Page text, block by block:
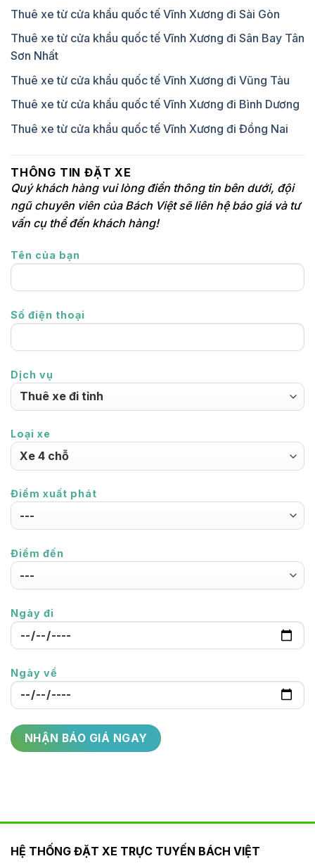
Thuê xe từ cửa khẩu quốc tế Vĩnh Xương đi Sài Gòn
Thuê xe từ cửa khẩu quốc tế Vĩnh Xương đi Sân Bay Tân
Sơn Nhất
Thuê xe từ cửa khẩu quốc tế Vĩnh Xương đi Vũng Tàu
Thuê xe từ cửa khẩu quốc tế Vĩnh Xương đi Bình Dương
Thuê xe từ cửa khẩu quốc tế Vĩnh Xương đi Đồng Nai
THÔNG TIN ĐẶT XE
Quý khách hàng vui lòng điền thông tin bên dưới, đội
ngũ chuyên viên của Bách Việt sẽ liên hệ báo giá và tư
vấn cụ thể đến khách hàng!
Tên của bạn
Số điện thoại
Dịch vụ
Loại xe
Điểm xuất phát
Điểm đến
Ngày đi
Ngày về
HỆ THỐNG ĐẶT XE TRỰC TUYẾN BÁCH VIỆT